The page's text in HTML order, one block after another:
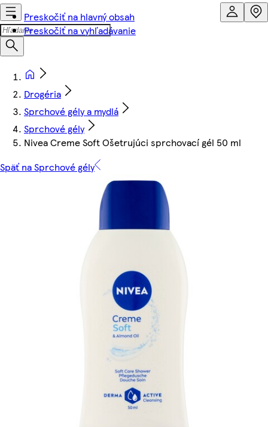
Preskočiť na hlavný obsah
Preskočiť na vyhľadávanie
Drogéria
Sprchové gély a mydlá
Sprchové gély
Nivea Creme Soft Ošetrujúci sprchovací gél 50 ml
Späť na Sprchové gély